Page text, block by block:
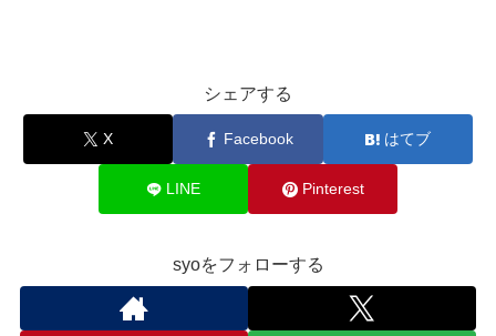
シェアする
X Facebook はてブ
LINE Pinterest
syoをフォローする